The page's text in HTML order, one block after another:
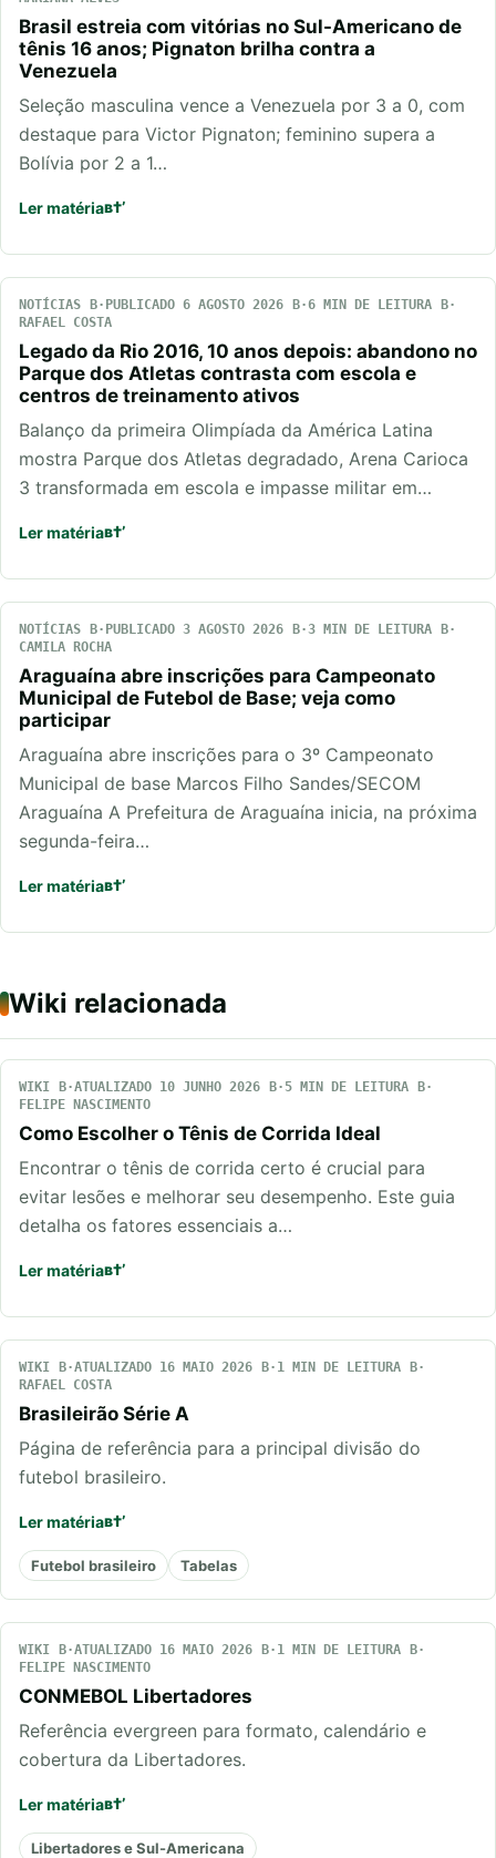
Brasil estreia com vitórias no Sul-Americano de
tênis 16 anos; Pignaton brilha contra a
Venezuela
Seleção masculina vence a Venezuela por 3 a 0, com
destaque para Victor Pignaton; feminino supera a
Bolívia por 2 a 1…
Ler matéria
NOTÍCIAS PUBLICADO 6 AGOSTO 2026
6 MIN DE LEITURA
RAFAEL COSTA
Legado da Rio 2016, 10 anos depois: abandono no
Parque dos Atletas contrasta com escola e
centros de treinamento ativos
Balanço da primeira Olimpíada da América Latina
mostra Parque dos Atletas degradado, Arena Carioca
3 transformada em escola e impasse militar em…
Ler matéria
NOTÍCIAS PUBLICADO 3 AGOSTO 2026
3 MIN DE LEITURA
CAMILA ROCHA
Araguaína abre inscrições para Campeonato
Municipal de Futebol de Base; veja como
participar
Araguaína abre inscrições para o 3º Campeonato
Municipal de base Marcos Filho Sandes/SECOM
Araguaína A Prefeitura de Araguaína inicia, na próxima
segunda-feira…
Ler matéria
Wiki relacionada
WIKI ATUALIZADO 10 JUNHO 2026
5 MIN DE LEITURA
FELIPE NASCIMENTO
Como Escolher o Tênis de Corrida Ideal
Encontrar o tênis de corrida certo é crucial para
evitar lesões e melhorar seu desempenho. Este guia
detalha os fatores essenciais a…
Ler matéria
WIKI ATUALIZADO 16 MAIO 2026
1 MIN DE LEITURA
RAFAEL COSTA
Brasileirão Série A
Página de referência para a principal divisão do
futebol brasileiro.
Ler matéria
Futebol brasileiro Tabelas
WIKI ATUALIZADO 16 MAIO 2026
1 MIN DE LEITURA
FELIPE NASCIMENTO
CONMEBOL Libertadores
Referência evergreen para formato, calendário e
cobertura da Libertadores.
Ler matéria
Libertadores e Sul-Americana